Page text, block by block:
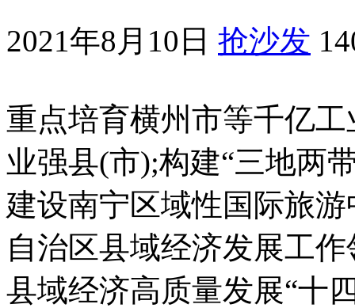
2021年8月10日 抢沙发
重点培育横州市等千亿
业强县(市);构建“三地两
建设南宁区域性国际旅
自治区县域经济发展工
县域经济高质量发展“十